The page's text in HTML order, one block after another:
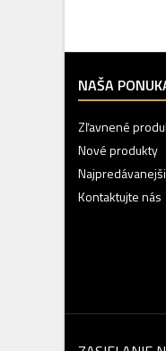
NAŠA
Zľavnené
Nové produkty
Kontaktujte nás